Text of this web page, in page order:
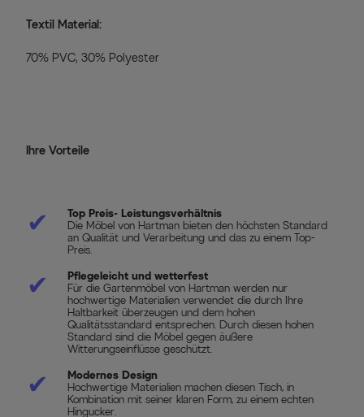
Textil Material:
70% PVC, 30% Polyester
Ihre Vorteile
✔
Top Preis- Leistungsverhältnis
Die Möbel von Hartman bieten den höchsten Standard
an Qualität und Verarbeitung und das zu einem Top-
Preis.
✔
Pflegeleicht und wetterfest
Für die Gartenmöbel von Hartman werden nur
hochwertige Materialien verwendet die durch Ihre
Haltbarkeit überzeugen und dem hohen
Qualitätsstandard entsprechen. Durch diesen hohen
Standard sind die Möbel gegen äußere
Witterungseinflüsse geschützt.
✔
Modernes Design
Hochwertige Materialien machen diesen Tisch, in
Kombination mit seiner klaren Form, zu einem echten
Hingucker.